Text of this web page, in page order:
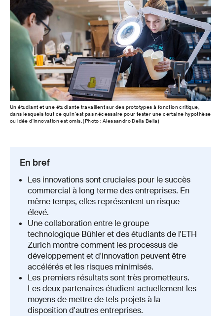
Un étudiant et une étudiante travaillent sur des prototypes à fonction critique,
dans lesquels tout ce qui n'est pas nécessaire pour tester une certaine hypothèse
ou idée d'innovation est omis. (Photo : Alessandro Della Bella)
En bref
Les innovations sont cruciales pour le succès
commercial à long terme des entreprises. En
même temps, elles représentent un risque
élevé.
Une collaboration entre le groupe
technologique Bühler et des étudiants de l'ETH
Zurich montre comment les processus de
développement et d'innovation peuvent être
accélérés et les risques minimisés.
Les premiers résultats sont très prometteurs.
Les deux partenaires étudient actuellement les
moyens de mettre de tels projets à la
disposition d'autres entreprises.